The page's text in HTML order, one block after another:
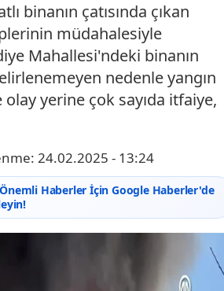
binanın çatısında çıkan
müdahalesiyle
Mahallesi'ndeki binanın
nedenle yangın
olay yerine çok sayıda itfaiye,
24.02.2025 - 13:24
Haberler İçin Google Haberler'de